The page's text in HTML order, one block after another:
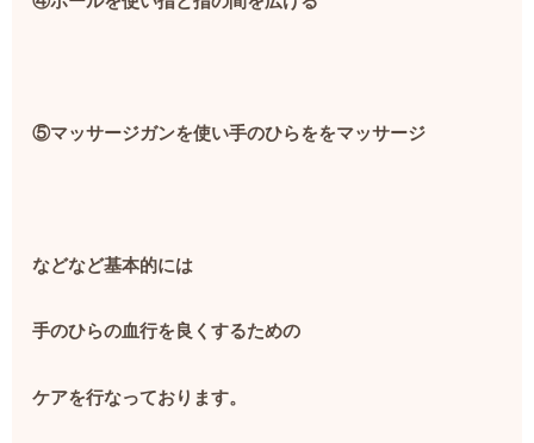
⑤マッサージガンを使い手のひらををマッサージ
などなど基本的には
手のひらの血行を良くするための
ケアを行なっております。